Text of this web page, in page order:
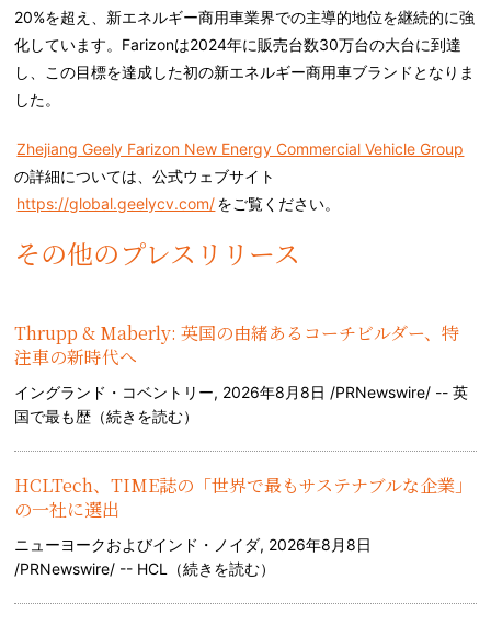
20%を超え、新エネルギー商用車業界での主導的地位を継続的に強
化しています。Farizonは2024年に販売台数30万台の大台に到達
し、この目標を達成した初の新エネルギー商用車ブランドとなりま
した。
Zhejiang Geely Farizon New Energy Commercial Vehicle Group
の詳細については、公式ウェブサイト
https://global.geelycv.com/をご覧ください。
その他のプレスリリース
Thrupp & Maberly: 英国の由緒あるコーチビルダー、特
注車の新時代へ
イングランド・コベントリー, 2026年8月8日 /PRNewswire/ -- 英
国で最も歴（続きを読む）
HCLTech、TIME誌の「世界で最もサステナブルな企業」
の一社に選出
ニューヨークおよびインド・ノイダ, 2026年8月8日
/PRNewswire/ -- HCL（続きを読む）